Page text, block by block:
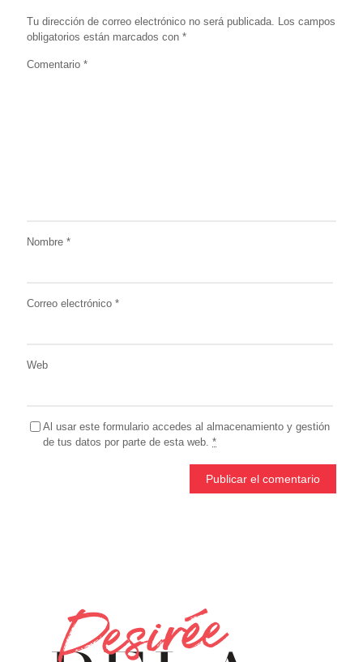
Tu dirección de correo electrónico no será publicada. Los campos
obligatorios están marcados con *
Comentario *
Nombre *
Correo electrónico *
Web
Al usar este formulario accedes al almacenamiento y gestión
de tus datos por parte de esta web. *